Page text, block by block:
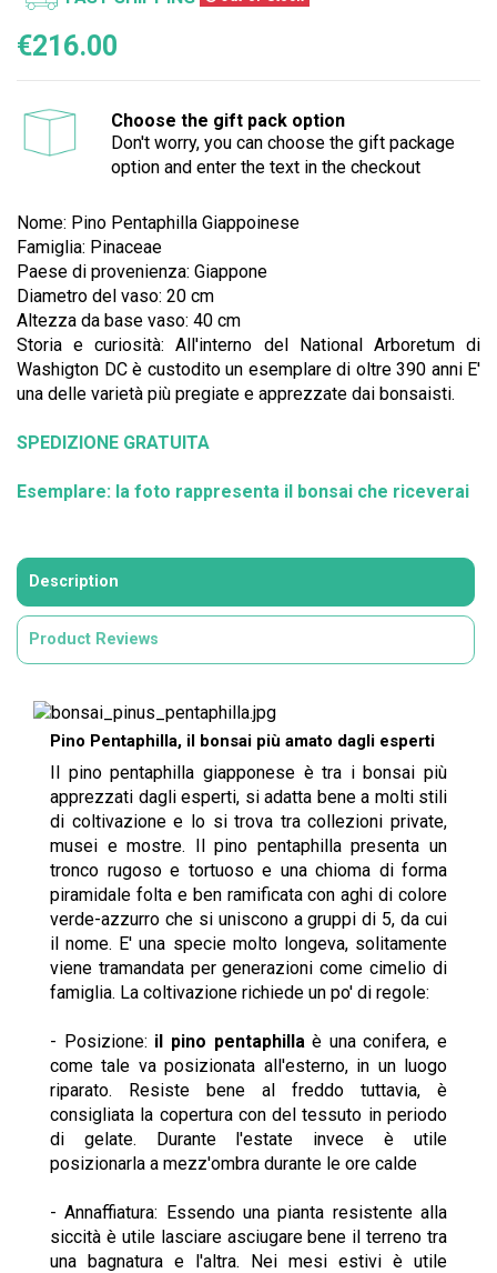
€216.00
Choose the gift pack option
Don't worry, you can choose the gift package
option and enter the text in the checkout
Nome: Pino Pentaphilla Giappoinese
Famiglia: Pinaceae
Paese di provenienza: Giappone
Diametro del vaso: 20 cm
Altezza da base vaso: 40 cm
Storia e curiosità: All'interno del National Arboretum di
Washigton DC è custodito un esemplare di oltre 390 anni E'
una delle varietà più pregiate e apprezzate dai bonsaisti.
SPEDIZIONE GRATUITA
Esemplare: la foto rappresenta il bonsai che riceverai
Description
Product Reviews
Pino Pentaphilla, il bonsai più amato dagli esperti
Il pino pentaphilla giapponese è tra i bonsai più
apprezzati dagli esperti, si adatta bene a molti stili
di coltivazione e lo si trova tra collezioni private,
musei e mostre. Il pino pentaphilla presenta un
tronco rugoso e tortuoso e una chioma di forma
piramidale folta e ben ramificata con aghi di colore
verde-azzurro che si uniscono a gruppi di 5, da cui
il nome. E' una specie molto longeva, solitamente
viene tramandata per generazioni come cimelio di
famiglia. La coltivazione richiede un po' di regole:
- Posizione: il pino pentaphilla è una conifera, e
come tale va posizionata all'esterno, in un luogo
riparato. Resiste bene al freddo tuttavia, è
consigliata la copertura con del tessuto in periodo
di gelate. Durante l'estate invece è utile
posizionarla a mezz'ombra durante le ore calde
- Annaffiatura: Essendo una pianta resistente alla
siccità è utile lasciare asciugare bene il terreno tra
una bagnatura e l'altra. Nei mesi estivi è utile